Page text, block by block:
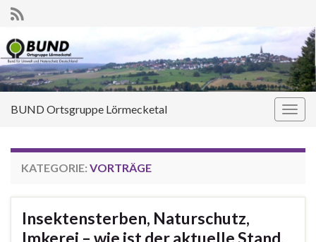
BUND Ortsgruppe Lörmecketal
KATEGORIE: VORTRÄGE
Insektensterben, Naturschutz,
Imkerei – wie ist der aktuelle Stand,